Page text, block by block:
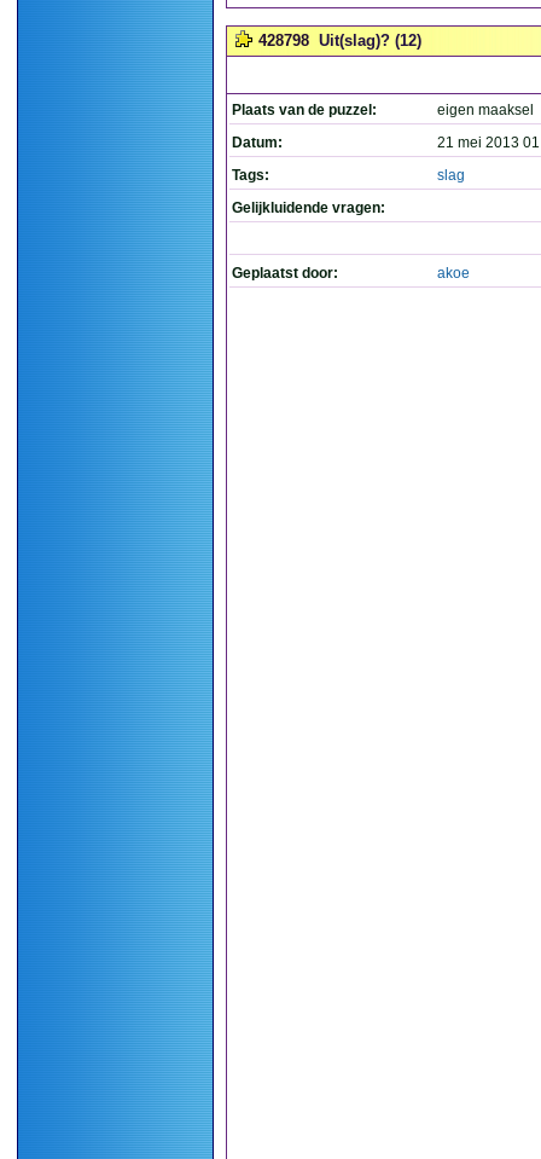
428798 Uit(slag)? (12)
Plaats van de puzzel:
eigen maaksel
Datum:
21 mei 2013
Tags:
slag
Gelijkluidende vragen:
Geplaatst door: akoe